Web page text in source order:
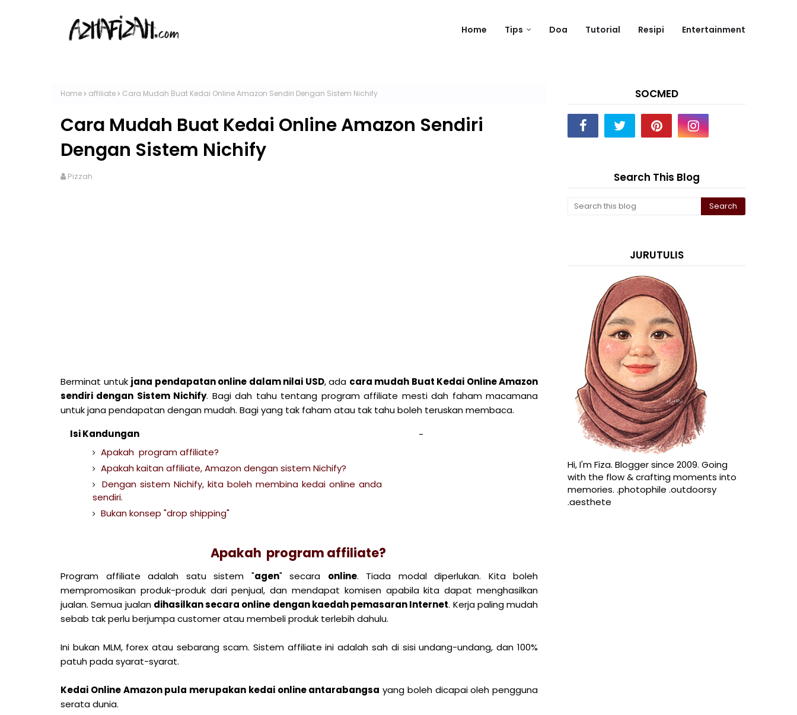
Home Tips Doa Tutorial Resipi Entertainment
Home affiliate Cara Mudah Buat Kedai Online Amazon Sendiri Dengan Sistem Nichify
Cara Mudah Buat Kedai Online Amazon Sendiri
Dengan Sistem Nichify
Pizzah
Berminat untuk jana pendapatan online dalam nilai USD, ada cara mudah Buat Kedai Online Amazon
sendiri dengan Sistem Nichify. Bagi dah tahu tentang program affiliate mesti dah faham macamana
untuk jana pendapatan dengan mudah. Bagi yang tak faham atau tak tahu boleh teruskan membaca.
Isi Kandungan
Apakah program affiliate?
Apakah kaitan affiliate, Amazon dengan sistem Nichify?
Dengan sistem Nichify, kita boleh membina kedai online anda
sendiri.
Bukan konsep "drop shipping"
Apakah program affiliate?
Program affiliate adalah satu sistem "agen" secara online. Tiada modal diperlukan. Kita boleh
mempromosikan produk-produk dari penjual, dan mendapat komisen apabila kita dapat menghasilkan
jualan. Semua jualan dihasilkan secara online dengan kaedah pemasaran Internet. Kerja paling mudah
sebab tak perlu berjumpa customer atau membeli produk terlebih dahulu.
Ini bukan MLM, forex atau sebarang scam. Sistem affiliate ini adalah sah di sisi undang-undang, dan 100%
patuh pada syarat-syarat.
Kedai Online Amazon pula merupakan kedai online antarabangsa yang boleh dicapai oleh pengguna
serata dunia.
SOCMED
Search This Blog
JURUTULIS
Hi, I'm Fiza. Blogger since 2009. Going
with the flow & crafting moments into
memories. .photophile .outdoorsy
.aesthete